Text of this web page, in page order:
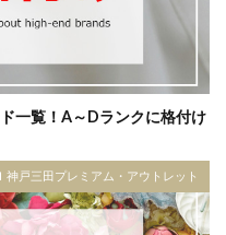
一覧！A～Dランクに格付け
神戸三田プレミアム・アウトレット